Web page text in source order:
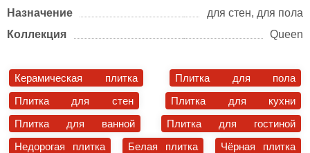
Назначение
для стен, для пола
Коллекция
Queen
Керамическая плитка
Плитка для пола
Плитка для стен
Плитка для кухни
Плитка для ванной
Плитка для гостиной
Недорогая плитка
Белая плитка
Чёрная плитка